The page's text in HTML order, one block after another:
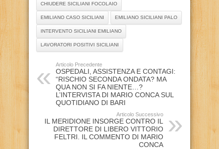
CHIUDERE SICILIANI FOCOLAIO
EMILIANO CASO SICILIANI EMILIANO SICILIANI PALO
INTERVENTO SICILIANI EMILIANO
LAVORATORI POSITIVI SICILIANI
Articolo Precedente
OSPEDALI, ASSISTENZA E CONTAGI:
“RISCHIO SECONDA ONDATA? MA
QUA NON SI FA NIENTE…?
L’INTERVISTA DI MARIO CONCA SUL
QUOTIDIANO DI BARI
Articolo Successivo
IL MERIDIONE INSORGE CONTRO IL
DIRETTORE DI LIBERO VITTORIO
FELTRI. IL COMMENTO DI MARIO
CONCA